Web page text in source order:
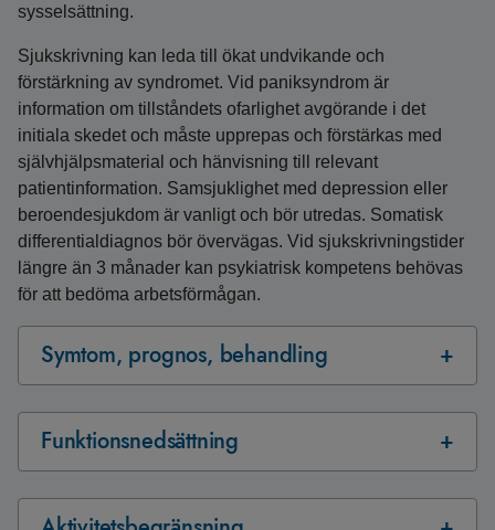
sysselsättning.
Sjukskrivning kan leda till ökat undvikande och
förstärkning av syndromet. Vid paniksyndrom är
information om tillståndets ofarlighet avgörande i det
initiala skedet och måste upprepas och förstärkas med
självhjälpsmaterial och hänvisning till relevant
patientinformation. Samsjuklighet med depression eller
beroendesjukdom är vanligt och bör utredas. Somatisk
differentialdiagnos bör övervägas. Vid sjukskrivningstider
längre än 3 månader kan psykiatrisk kompetens behövas
för att bedöma arbetsförmågan.
Symtom, prognos, behandling
Funktionsnedsättning